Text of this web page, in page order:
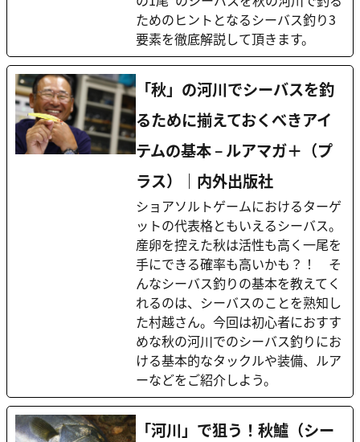
ためのヒントとなるシーバス釣り3
要素を徹底解説して頂きます。
「秋」の河川でシーバスを釣
るために揃えておくべきアイ
テムの基本 – ルアマガ＋（プ
ラス）｜内外出版社
ショアソルトゲームにおけるターゲ
ットの代表格ともいえるシーバス。
産卵を控えた秋は活性も高く一尾を
手にできる確率も高いかも？！ そ
んなシーバス釣りの基本を教えてく
れるのは、シーバスのことを熟知し
た村越さん。今回は初心者におすす
めな秋の河川でのシーバス釣りにお
ける基本的なタックルや装備、ルア
ーなどをご紹介しよう。
「河川」で狙う！秋鱸（シー